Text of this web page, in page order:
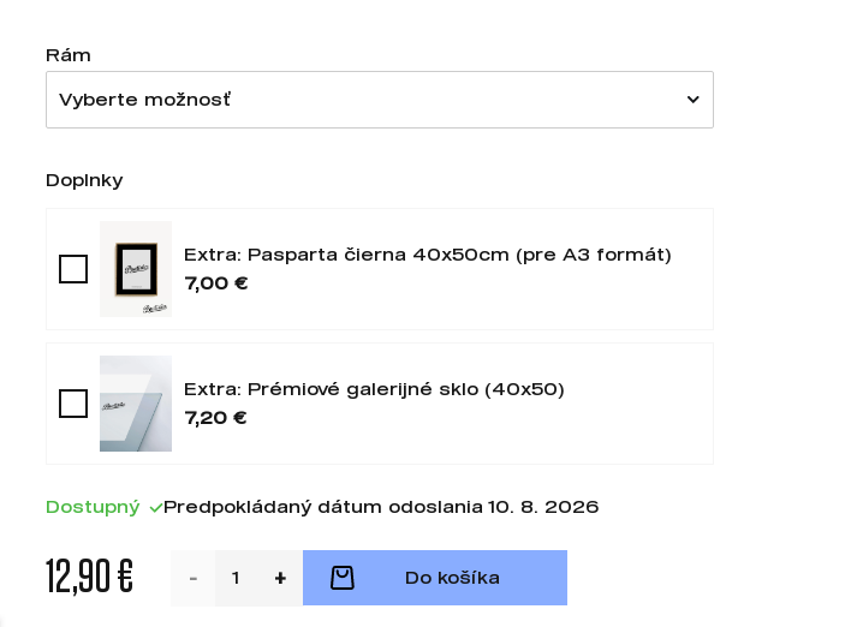
Rám
Vyberte možnosť
Doplnky
Extra: Pasparta čierna 40x50cm (pre A3 formát)
7,00 €
Extra: Prémiové galerijné sklo (40x50)
7,20 €
Dostupný Predpokládaný dátum odoslania 10. 8. 2026
12,90 € Do košíka